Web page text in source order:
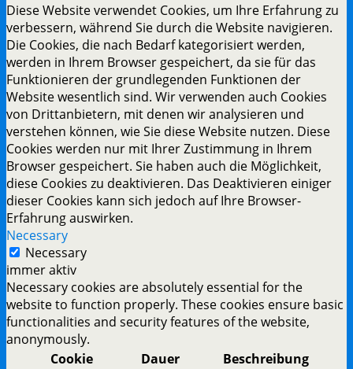
Diese Website verwendet Cookies, um Ihre Erfahrung zu
verbessern, während Sie durch die Website navigieren.
Die Cookies, die nach Bedarf kategorisiert werden,
werden in Ihrem Browser gespeichert, da sie für das
Funktionieren der grundlegenden Funktionen der
Website wesentlich sind. Wir verwenden auch Cookies
von Drittanbietern, mit denen wir analysieren und
verstehen können, wie Sie diese Website nutzen. Diese
Cookies werden nur mit Ihrer Zustimmung in Ihrem
Browser gespeichert. Sie haben auch die Möglichkeit,
diese Cookies zu deaktivieren. Das Deaktivieren einiger
dieser Cookies kann sich jedoch auf Ihre Browser-
Erfahrung auswirken.
Necessary
Necessary
immer aktiv
Necessary cookies are absolutely essential for the
website to function properly. These cookies ensure basic
functionalities and security features of the website,
anonymously.
Cookie
Dauer Beschreibung